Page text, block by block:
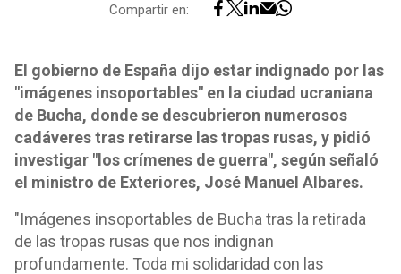
Compartir en:
El gobierno de España dijo estar indignado por las
"imágenes insoportables" en la ciudad ucraniana
de Bucha, donde se descubrieron numerosos
cadáveres tras retirarse las tropas rusas, y pidió
investigar "los crímenes de guerra", según señaló
el ministro de Exteriores, José Manuel Albares.
"Imágenes insoportables de Bucha tras la retirada
de las tropas rusas que nos indignan
profundamente. Toda mi solidaridad con las